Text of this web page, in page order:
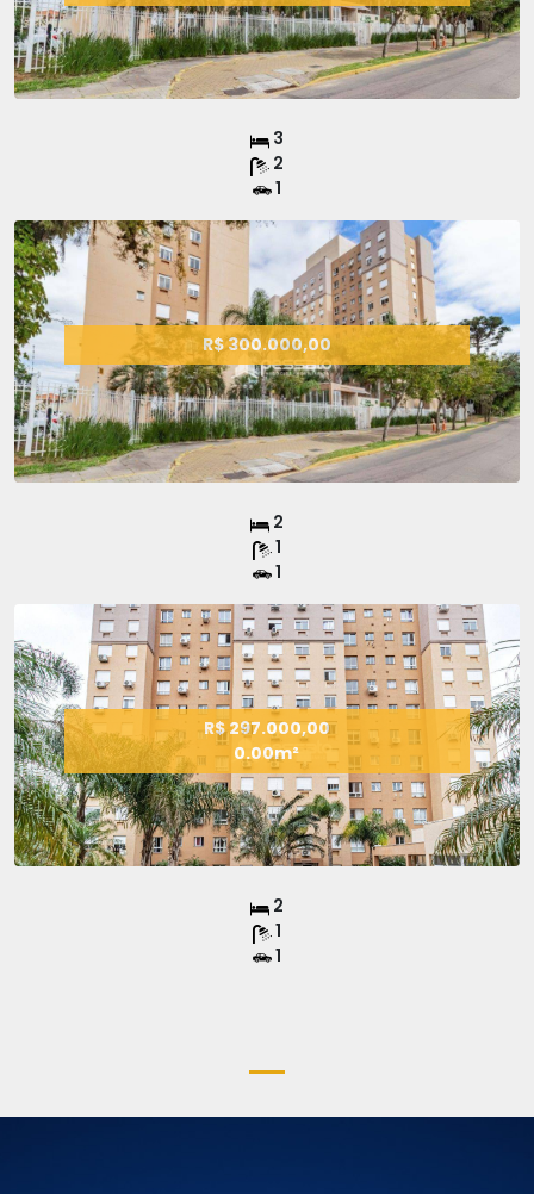
3
2
1
R$ 300.000,00
2
1
1
R$ 297.000,00
0.00m²
2
1
1